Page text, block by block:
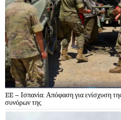
EE – Ισπανία: Απόφαση για ενίσχυση
συνόρων της